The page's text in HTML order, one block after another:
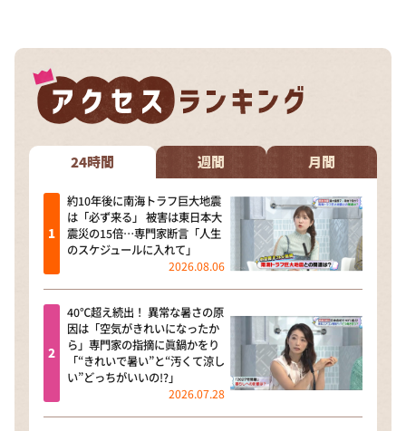
24時間 週間 月間
約10年後に南海トラフ巨大地震
は「必ず来る」 被害は東日本大
震災の15倍…専門家断言「人生
のスケジュールに入れて」
2026.08.06
40℃超え続出！ 異常な暑さの原
因は「空気がきれいになったか
ら」専門家の指摘に眞鍋かをり
「“きれいで暑い”と“汚くて涼し
い”どっちがいいの!?」
2026.07.28